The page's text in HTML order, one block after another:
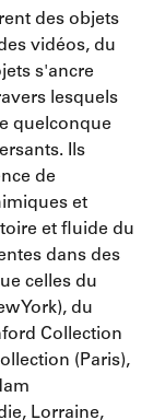
des objets
vidéos, du
s'ancre
lesquels
quelconque
Ils
de
et
et fluide du
dans des
celles du
York), du
Collection
(Paris),
Lorraine,